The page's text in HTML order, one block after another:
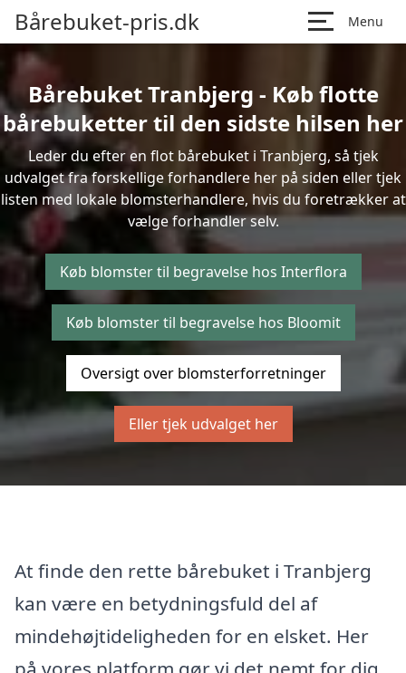
Bårebuket-pris.dk Menu
Bårebuket Tranbjerg - Køb flotte
bårebuketter til den sidste hilsen her
Leder du efter en flot bårebuket i Tranbjerg, så tjek
udvalget fra forskellige forhandlere her på siden eller tjek
listen med lokale blomsterhandlere, hvis du foretrækker at
vælge forhandler selv.
Køb blomster til begravelse hos Interflora
Køb blomster til begravelse hos Bloomit
Oversigt over blomsterforretninger
Eller tjek udvalget her
At finde den rette bårebuket i Tranbjerg
kan være en betydningsfuld del af
mindehøjtideligheden for en elsket. Her